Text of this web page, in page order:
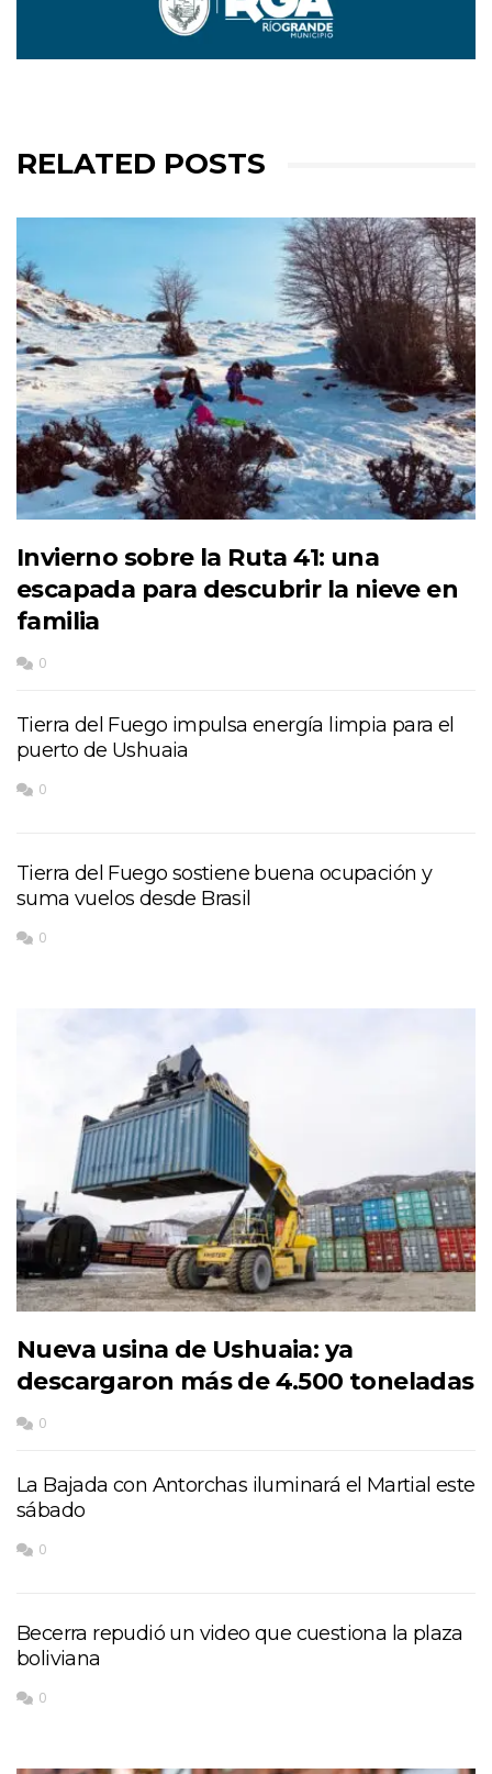
RELATED POSTS
Invierno sobre la Ruta 41: una
escapada para descubrir la nieve en
familia
0
Tierra del Fuego impulsa energía limpia para el
puerto de Ushuaia
0
Tierra del Fuego sostiene buena ocupación y
suma vuelos desde Brasil
0
Nueva usina de Ushuaia: ya
descargaron más de 4.500 toneladas
0
La Bajada con Antorchas iluminará el Martial este
sábado
0
Becerra repudió un video que cuestiona la plaza
boliviana
0